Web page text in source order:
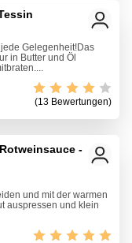
Gelegenheit!Das
in Butter und Öl
(13 Bewertungen)
-
und mit der warmen
auspressen und klein